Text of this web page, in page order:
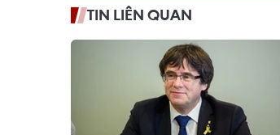
TIN LIÊN QUAN